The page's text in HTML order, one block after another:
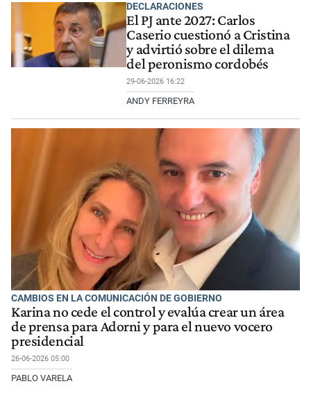
DECLARACIONES
El PJ ante 2027: Carlos
Caserio cuestionó a Cristina
y advirtió sobre el dilema
del peronismo cordobés
29-06-2026 16:22
ANDY FERREYRA
CAMBIOS EN LA COMUNICACIÓN DE GOBIERNO
Karina no cede el control y evalúa crear un área
de prensa para Adorni y para el nuevo vocero
presidencial
26-06-2026 05:00
PABLO VARELA